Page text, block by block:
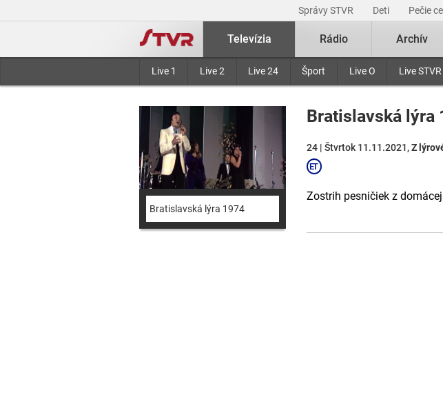
Správy STVR Deti Pečie
Televízia
Live 1 Live 2 Live 24 Šport Live O Live STVR
Rádio Archív
Bratislavská lýra 1974
Bratislavská lýra
24 | Štvrtok 11.11.2021,Z
Zostrih pesničiek z